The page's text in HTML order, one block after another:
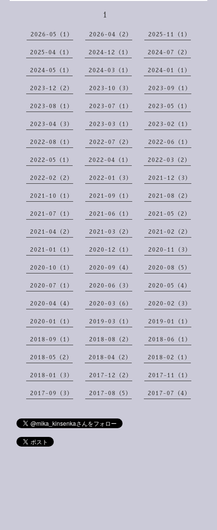
1
2026-05（1） 2026-04（2） 2025-11（1）
2025-04（1） 2024-12（1） 2024-07（2）
2024-05（1） 2024-03（1） 2024-01（1）
2023-12（2） 2023-10（3） 2023-09（1）
2023-08（1） 2023-07（1） 2023-05（1）
2023-04（3） 2023-03（1） 2023-02（1）
2022-08（1） 2022-07（2） 2022-06（1）
2022-05（1） 2022-04（1） 2022-03（2）
2022-02（2） 2022-01（3） 2021-12（3）
2021-10（1） 2021-09（1） 2021-08（2）
2021-07（1） 2021-06（1） 2021-05（2）
2021-04（2） 2021-03（2） 2021-02（2）
2021-01（1） 2020-12（1） 2020-11（3）
2020-10（1） 2020-09（4） 2020-08（5）
2020-07（1） 2020-06（3） 2020-05（4）
2020-04（4） 2020-03（6） 2020-02（3）
2020-01（1） 2019-03（1） 2019-01（1）
2018-09（1） 2018-08（2） 2018-06（1）
2018-05（2） 2018-04（2） 2018-02（1）
2018-01（3） 2017-12（2） 2017-11（1）
2017-09（3） 2017-08（5） 2017-07（4）